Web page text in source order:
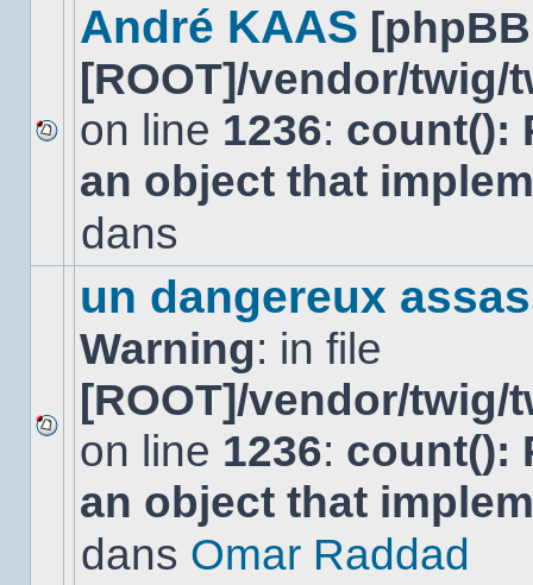
sujet.
Aucun
nouveau
message
sujet.
André KAAS
[ROOT]/vendor/
on line 1236: count():
an object that
dans
Aucun
nouveau
message
non-
dans
un dangereux
Warning: in file
[ROOT]/vendor/
on line 1236: count():
an object that
dans Omar Raddad